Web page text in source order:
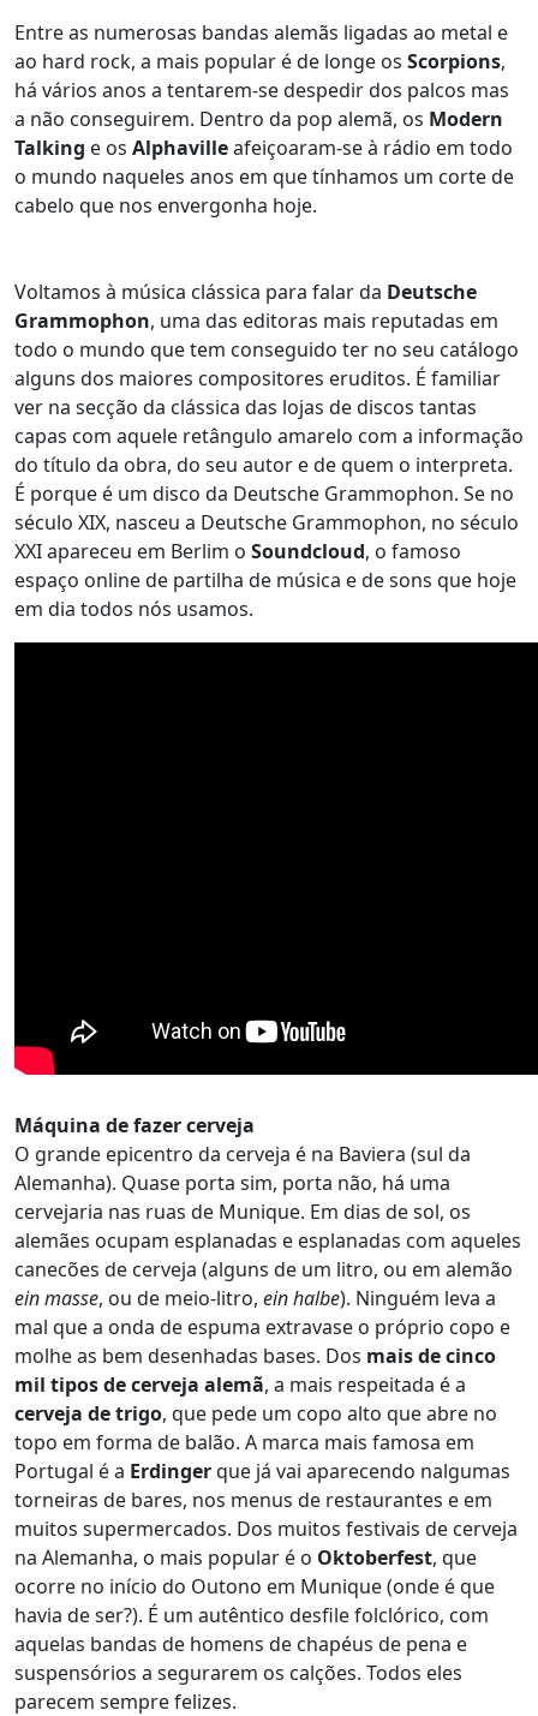
Entre as numerosas bandas alemãs ligadas ao metal e
ao hard rock, a mais popular é de longe os Scorpions,
há vários anos a tentarem-se despedir dos palcos mas
a não conseguirem. Dentro da pop alemã, os Modern
Talking e os Alphavilleafeiçoaram-se à rádio em todo
o mundo naqueles anos em que tínhamos um corte de
cabelo que nos envergonha hoje.
Voltamos à música clássica para falar da Deutsche
Grammophon, uma das editoras mais reputadas em
todo o mundo que tem conseguido ter no seu catálogo
alguns dos maiores compositores eruditos. É familiar
ver na secção da clássica das lojas de discos tantas
capas com aquele retângulo amarelo com a informação
do título da obra, do seu autor e de quem o interpreta.
É porque é um disco da Deutsche Grammophon. Se no
século XIX, nasceu a Deutsche Grammophon, no século
XXI apareceu em Berlim o Soundcloud, o famoso
espaço online de partilha de música e de sons que hoje
em dia todos nós usamos.
Máquina de fazer cerveja
O grande epicentro da cerveja é na Baviera (sul da
Alemanha). Quase porta sim, porta não, há uma
cervejaria nas ruas de Munique. Em dias de sol, os
alemães ocupam esplanadas e esplanadas com aqueles
canecões de cerveja (alguns de um litro, ou em alemão
ein masse, ou de meio-litro, ein halbe). Ninguém leva a
mal que a onda de espuma extravase o próprio copo e
molhe as bem desenhadas bases. Dos mais de cinco
mil tipos de cerveja alemã, a mais respeitada é a
cerveja de trigo, que pede um copo alto que abre no
topo em forma de balão. A marca mais famosa em
Portugal é a Erdingerque já vai aparecendo nalgumas
torneiras de bares, nos menus de restaurantes e em
muitos supermercados. Dos muitos festivais de cerveja
na Alemanha, o mais popular é o Oktoberfest, que
ocorre no início do Outono em Munique (onde é que
havia de ser?). É um autêntico desfile folclórico, com
aquelas bandas de homens de chapéus de pena e
suspensórios a segurarem os calções. Todos eles
parecem sempre felizes.